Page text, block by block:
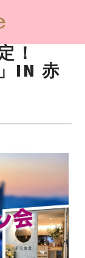
！
IN 赤